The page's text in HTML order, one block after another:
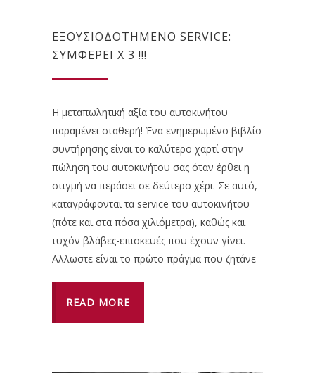
ΕΞΟΥΣΙΟΔΟΤΗΜΈΝΟ SERVICE:
ΣΥΜΦΈΡΕΙ X 3 !!!
Η μεταπωλητική αξία του αυτοκινήτου
παραμένει σταθερή! Ένα ενημερωμένο βιβλίο
συντήρησης είναι το καλύτερο χαρτί στην
πώληση του αυτοκινήτου σας όταν έρθει η
στιγμή να περάσει σε δεύτερο χέρι. Σε αυτό,
καταγράφονται τα service του αυτοκινήτου
(πότε και στα πόσα χιλιόμετρα), καθώς και
τυχόν βλάβες-επισκευές που έχουν γίνει.
Aλλωστε είναι το πρώτο πράγμα που ζητάνε
READ MORE